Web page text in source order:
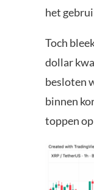
het
Toch
dollar
besloten
binnen
toppen